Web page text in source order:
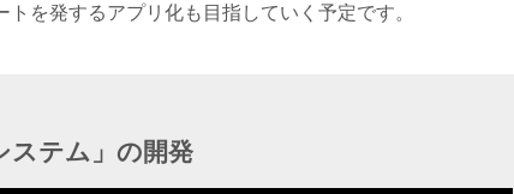
を発するアプリ化も目指していく予定です。
ステム」の開発